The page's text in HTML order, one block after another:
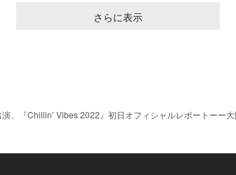
さらに表示
、『Chillin’ Vibes 2022』初日オフィシャルレポートーー